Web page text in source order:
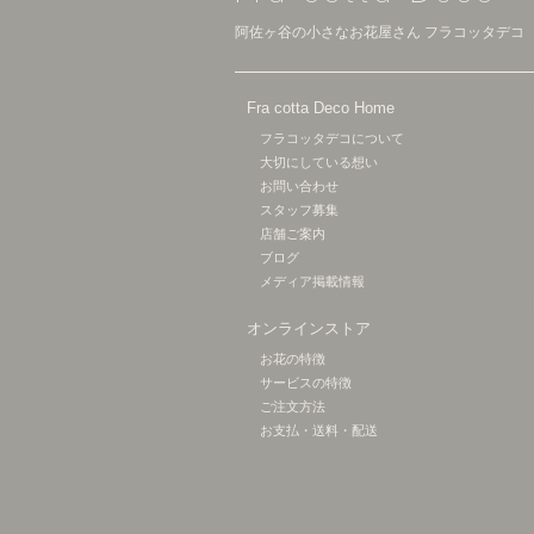
阿佐ヶ谷の小さなお花屋さん フラコッタデコ
Fra cotta Deco Home
フラコッタデコについて
大切にしている想い
お問い合わせ
スタッフ募集
店舗ご案内
ブログ
メディア掲載情報
オンラインストア
お花の特徴
サービスの特徴
ご注文方法
お支払・送料・配送